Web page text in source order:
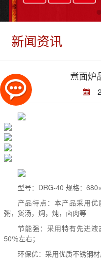
新闻资讯
煮面炉
型号：DRG-40 规格：
产品特点：本产品采用
粥，煲汤，焖，炖，卤肉等
节能强：采用特有先进
50％左右；
环保优：采用优质不锈钢